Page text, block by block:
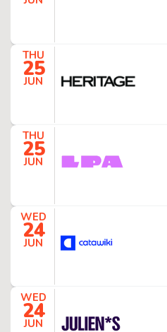
THU
25
JUN
THU
25
JUN
WED
24
JUN
WED
24
JUN